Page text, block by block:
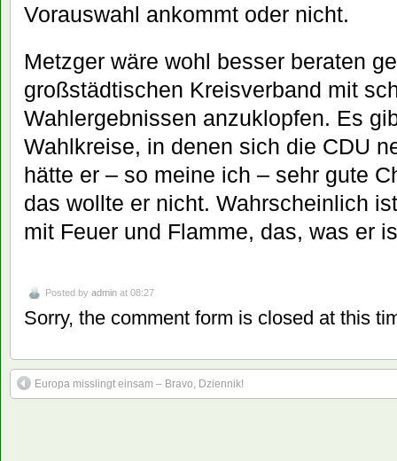
Vorauswahl ankommt oder nicht.
Metzger wäre wohl besser beraten
großstädtischen Kreisverband mit
Wahlergebnissen anzuklopfen. Es
Wahlkreise, in denen sich die CDU
hätte er – so meine ich – sehr gute
das wollte er nicht. Wahrscheinlich
mit Feuer und Flamme, das, was er
Posted by admin at 08:27
Sorry, the comment form is closed at this
Europa misslingt einsam – Bravo, Dziennik!